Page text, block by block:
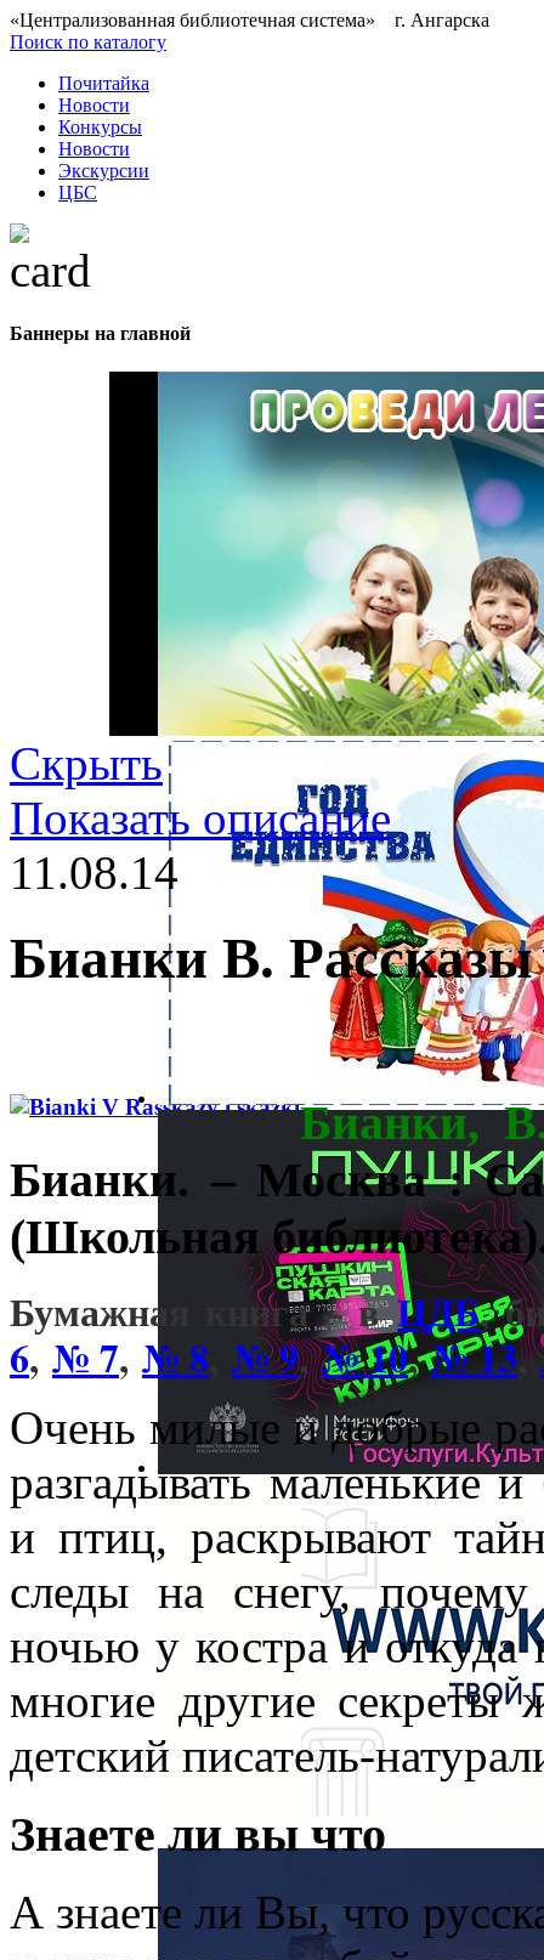
«Централизованная библиотечная система» г. Ангарска
Поиск по каталогу
Почитайка
Новости
Конкурсы
Новости
Экскурсии
ЦБС
Баннеры на главной
Скрыть
Показать описание
11.08.14
Бианки В. Рассказы
Бианки,
Бианки. – Москва :
(Школьная
Бумажная книга – вЦДБ,
6, № 7, № 8 № 9,№ 10,№ 13,
Очень милые и добрые
разгадывать маленькие
и птиц, раскрывают
следы на снегу,
ночью у костра и откуда
многие другие секреты
детский писатель-
Знаете ли вы что
А знаете ли Вы, что